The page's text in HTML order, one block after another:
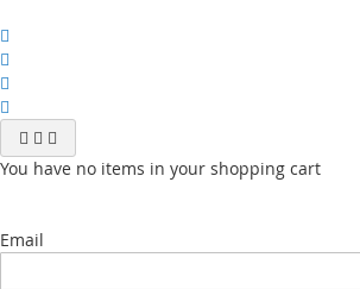
You have no items in your shopping cart
Email